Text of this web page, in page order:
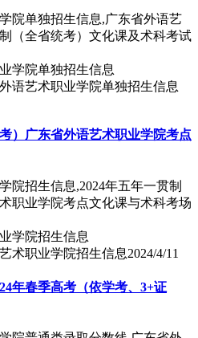
院单独招生信息,广东省外语艺
（全省统考）文化课及术科考试
语艺术职业学院单独招生信息
）广东省外语艺术职业学院考点
院招生信息,2024年五年一贯制
职业学院考点文化课与术科考场
术职业学院招生信息2024/4/11
年春季高考（依学考、3+证